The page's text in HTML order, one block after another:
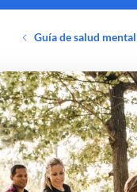
Guía de salud mental